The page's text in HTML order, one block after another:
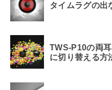
タイムラグの
TWS-P10の両
に切り替える方